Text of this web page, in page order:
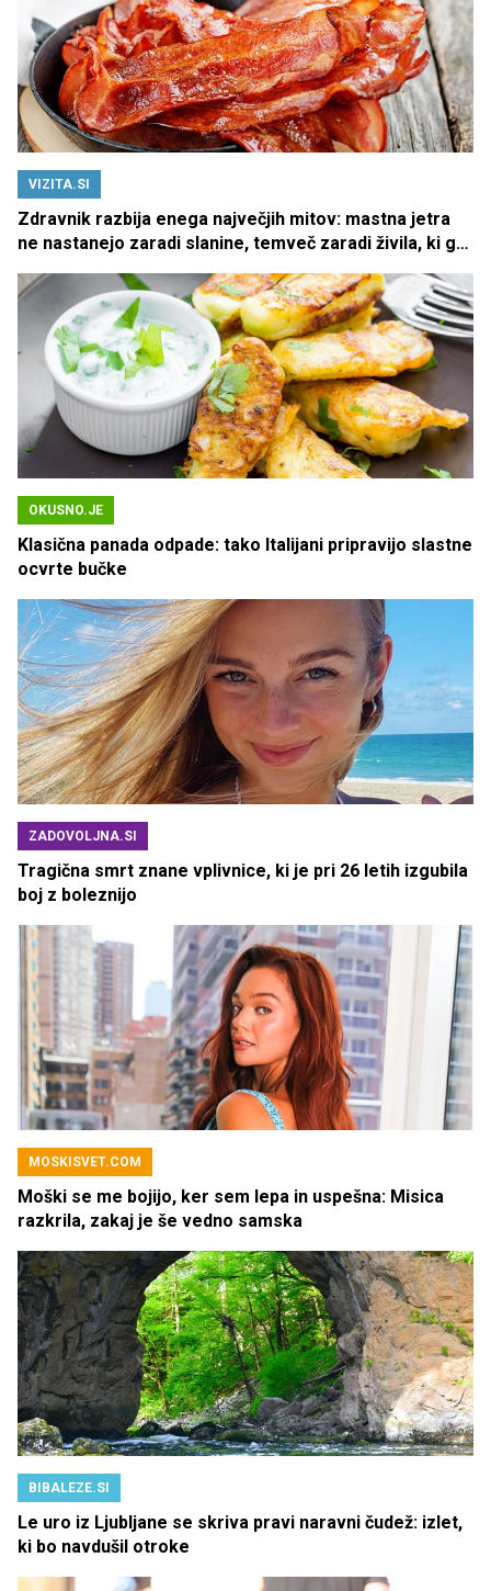
VIZITA.SI
Zdravnik razbija enega največjih mitov: mastna jetra
ne nastanejo zaradi slanine, temveč zaradi živila, ki ga
OKUSNO.JE
Klasična panada odpade: tako Italijani pripravijo slastne
ocvrte bučke
ZADOVOLJNA.SI
Tragična smrt znane vplivnice, ki je pri 26 letih izgubila
boj z boleznijo
MOSKISVET.COM
Moški se me bojijo, ker sem lepa in uspešna: Misica
razkrila, zakaj je še vedno samska
BIBALEZE.SI
Le uro iz Ljubljane se skriva pravi naravni čudež: izlet,
ki bo navdušil otroke